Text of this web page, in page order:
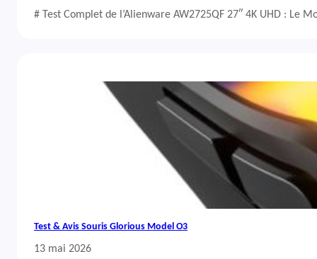
# Test Complet de l’Alienware AW2725QF 27″ 4K UHD : Le
Test & Avis Souris Glorious Model O3
13 mai 2026